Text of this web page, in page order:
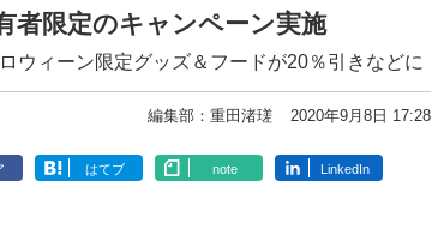
者限定のキャンペーン実施
ウィーン限定グッズ＆フードが20％引きなどに
編集部：重田渚瑳 2020年9月8日 17:28
はてブ note LinkedIn